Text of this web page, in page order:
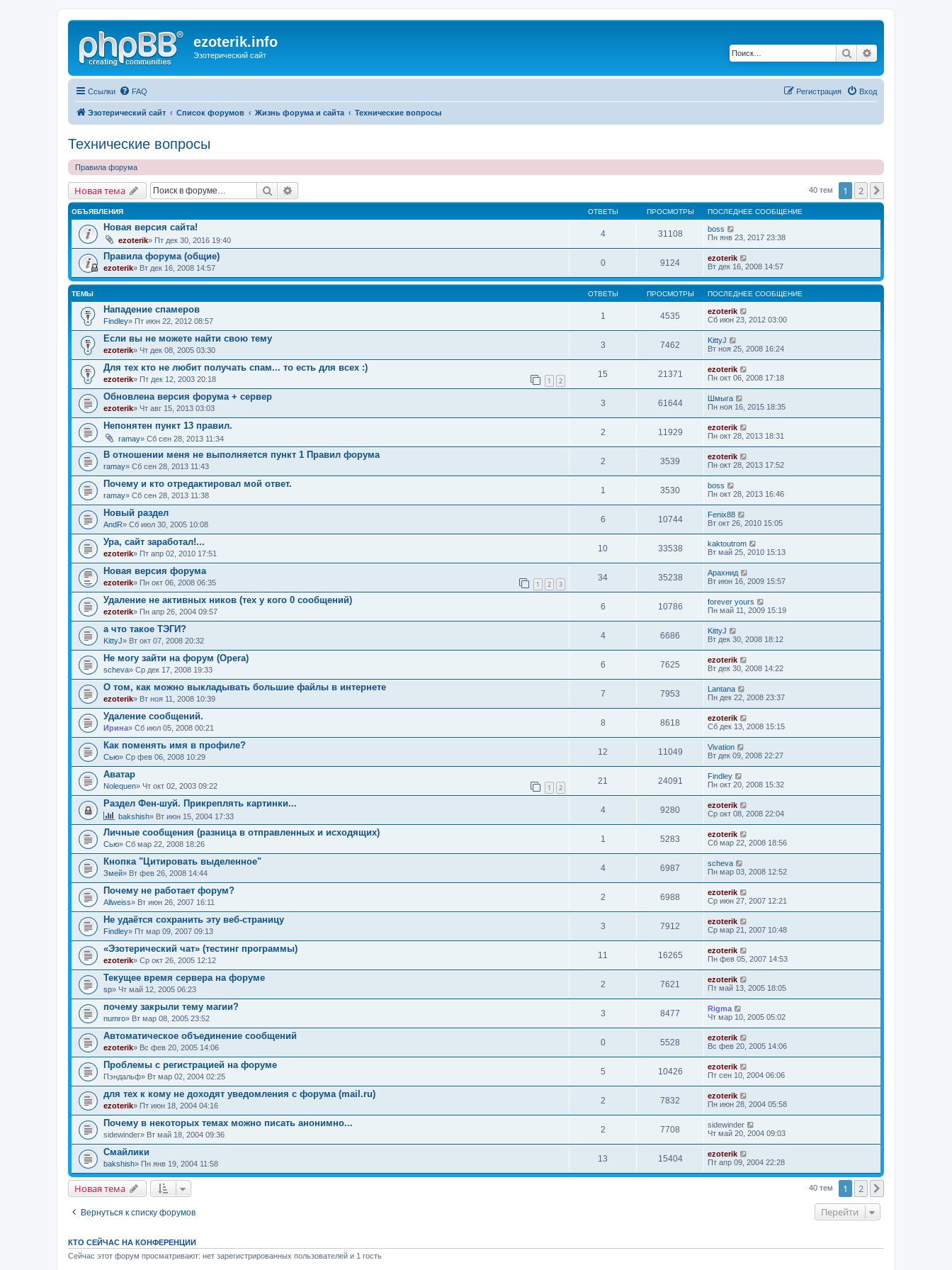
ezoterik.info
Эзотерический сайт Поиск
Ссылки FAQ Вход
Регистрация
Эзотерический сайт Список форумов Жизнь форума и сайта Технические вопросы
Технические вопросы
Правила форума
Новая тема Поиск 40 тем 1 2
ОБЪЯВЛЕНИЯ ОТВЕТЫ ПРОСМОТРЫ ПОСЛЕДНЕЕ СООБЩЕНИЕ
Новая версия сайта!
ezoterik» Пт дек 30, 2016 19:40
4 31108
boss
Пн янв 23, 2017 23:38
Правила форума (общие)
ezoterik» Вт дек 16, 2008 14:57
0 9124
ezoterik
Вт дек 16, 2008 14:57
ТЕМЫ ОТВЕТЫ ПРОСМОТРЫ ПОСЛЕДНЕЕ СООБЩЕНИЕ
Нападение спамеров
Findley» Пт июн 22, 2012 08:57
1 4535
ezoterik
Сб июн 23, 2012 03:00
Если вы не можете найти свою тему
ezoterik» Чт дек 08, 2005 03:30
3 7462
KittyJ
Вт ноя 25, 2008 16:24
Для тех кто не любит получать спам... то есть для всех :)
ezoterik» Пт дек 12, 2003 20:18 1 2
15 21371
ezoterik
Пн окт 06, 2008 17:18
Обновлена версия форума + сервер
ezoterik» Чт авг 15, 2013 03:03
3 61644
Шмыга
Пн ноя 16, 2015 18:35
Непонятен пункт 13 правил.
ramay» Сб сен 28, 2013 11:34
2 11929
ezoterik
Пн окт 28, 2013 18:31
В отношении меня не выполняется пункт 1 Правил форума
ramay» Сб сен 28, 2013 11:43
2 3539
ezoterik
Пн окт 28, 2013 17:52
Почему и кто отредактировал мой ответ.
ramay» Сб сен 28, 2013 11:38
1 3530
boss
Пн окт 28, 2013 16:46
Новый раздел
AndR» Сб июл 30, 2005 10:08
6 10744
Fenix88
Вт окт 26, 2010 15:05
Ура, сайт заработал!...
ezoterik» Пт апр 02, 2010 17:51
10 33538
kaktoutrom
Вт май 25, 2010 15:13
Новая версия форума
ezoterik» Пн окт 06, 2008 06:35 1 2 3
34 35238
Арахнид
Вт июн 16, 2009 15:57
Удаление не активных ников (тех у кого 0 сообщений)
ezoterik» Пн апр 26, 2004 09:57
6 10786
forever yours
Пн май 11, 2009 15:19
а что такое ТЭГИ?
KittyJ» Вт окт 07, 2008 20:32
4 6686
KittyJ
Вт дек 30, 2008 18:12
Не могу зайти на форум (Opera)
sсheva» Ср дек 17, 2008 19:33
6 7625
ezoterik
Вт дек 30, 2008 14:22
О том, как можно выкладывать большие файлы в интернете
ezoterik» Вт ноя 11, 2008 10:39
7 7953
Lantana
Пн дек 22, 2008 23:37
Удаление сообщений.
Ирина» Сб июл 05, 2008 00:21
8 8618
ezoterik
Сб дек 13, 2008 15:15
Как поменять имя в профиле?
Сью» Ср фев 06, 2008 10:29
12 11049
Vivation
Вт дек 09, 2008 22:27
Аватар
Nolequen» Чт окт 02, 2003 09:22 1 2
21 24091
Findley
Пн окт 20, 2008 15:32
Раздел Фен-шуй. Прикреплять картинки...
bakshish» Вт июн 15, 2004 17:33
4 9280
ezoterik
Ср окт 08, 2008 22:04
Личные сообщения (разница в отправленных и исходящих)
Сью» Сб мар 22, 2008 18:26
1 5283
ezoterik
Сб мар 22, 2008 18:56
Кнопка "Цитировать выделенное"
Змей» Вт фев 26, 2008 14:44
4 6987
sсheva
Пн мар 03, 2008 12:52
Почему не работает форум?
Allweiss» Вт июн 26, 2007 16:11
2 6988
ezoterik
Ср июн 27, 2007 12:21
Не удаётся сохранить эту веб-страницу
Findley» Пт мар 09, 2007 09:13
3 7912
ezoterik
Ср мар 21, 2007 10:48
«Эзотерический чат» (тестинг программы)
ezoterik» Ср окт 26, 2005 12:12
11 16265
ezoterik
Пн фев 05, 2007 14:53
Текущее время сервера на форуме
sp» Чт май 12, 2005 06:23
2 7621
ezoterik
Пт май 13, 2005 18:05
почему закрыли тему магии?
numro» Вт мар 08, 2005 23:52
3 8477
Rigma
Чт мар 10, 2005 05:02
Автоматическое объединение сообщений
ezoterik» Вс фев 20, 2005 14:06
0 5528
ezoterik
Вс фев 20, 2005 14:06
Проблемы с регистрацией на форуме
Пэндальф» Вт мар 02, 2004 02:25
5 10426
ezoterik
Пт сен 10, 2004 06:06
для тех к кому не доходят уведомления с форума (mail.ru)
ezoterik» Пт июн 18, 2004 04:16
2 7832
ezoterik
Пн июн 28, 2004 05:58
Почему в некоторых темах можно писать анонимно...
sidewinder» Вт май 18, 2004 09:36
2 7708
sidewinder
Чт май 20, 2004 09:03
Смайлики
bakshish» Пн янв 19, 2004 11:58
13 15404
ezoterik
Пт апр 09, 2004 22:28
Новая тема 40 тем 1 2
Вернуться к списку форумов Перейти
КТО СЕЙЧАС НА КОНФЕРЕНЦИИ
Сейчас этот форум просматривают: нет зарегистрированных пользователей и 1 гость